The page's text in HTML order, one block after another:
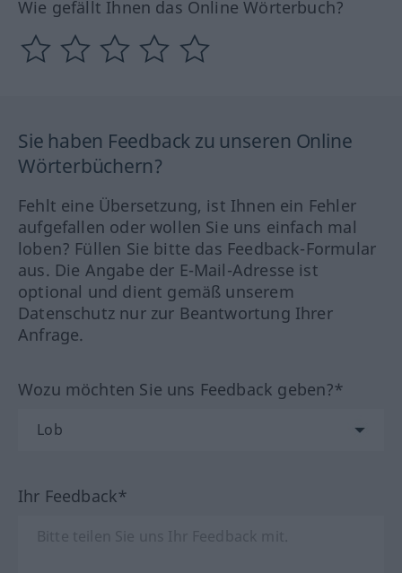
Wie gefällt Ihnen das Online Wörterbuch?
Sie haben Feedback zu unseren Online
Wörterbüchern?
Fehlt eine Übersetzung, ist Ihnen ein Fehler
aufgefallen oder wollen Sie uns einfach mal
loben? Füllen Sie bitte das Feedback-Formular
aus. Die Angabe der E-Mail-Adresse ist
optional und dient gemäß unserem
Datenschutz nur zur Beantwortung Ihrer
Anfrage.
Wozu möchten Sie uns Feedback geben?*
Ihr Feedback*